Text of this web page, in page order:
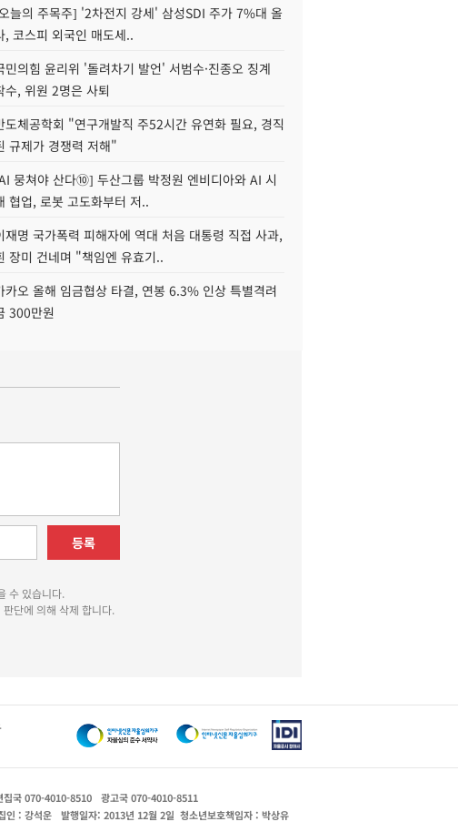
늘의 주목주] '2차전지 강세' 삼성SDI 주가 7%대 올
, 코스피 외국인 매도세..
민의힘 윤리위 '돌려차기 발언' 서범수·진종오 징계
수, 위원 2명은 사퇴
도체공학회 "연구개발직 주52시간 유연화 필요, 경직
규제가 경쟁력 저해"
뭉쳐야 산다⑩] 두산그룹 박정원 엔비디아와 AI 시
협업, 로봇 고도화부터 저..
재명 국가폭력 피해자에 역대 처음 대통령 직접 사과,
장미 건네며 "책임엔 유효기..
카오 올해 임금협상 타결, 연봉 6.3% 인상 특별격려
300만원
등록
수 있습니다.
단에 의해 삭제 합니다.
집국 070-4010-8510
광고국 070-4010-8511
인 : 강석운 발행일자: 2013년 12월 2일 청소년보호책임자 : 박상유